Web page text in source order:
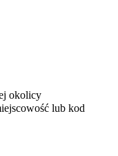
okolicy
lub kod